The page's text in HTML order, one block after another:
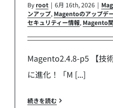
By root | 6月 16th, 2026 |
ンアップ, Magentoのアップデ
セキュリティー情報, Magento
Magento2.4.8-p5 【技
に進化！「M [...]
続きを読む